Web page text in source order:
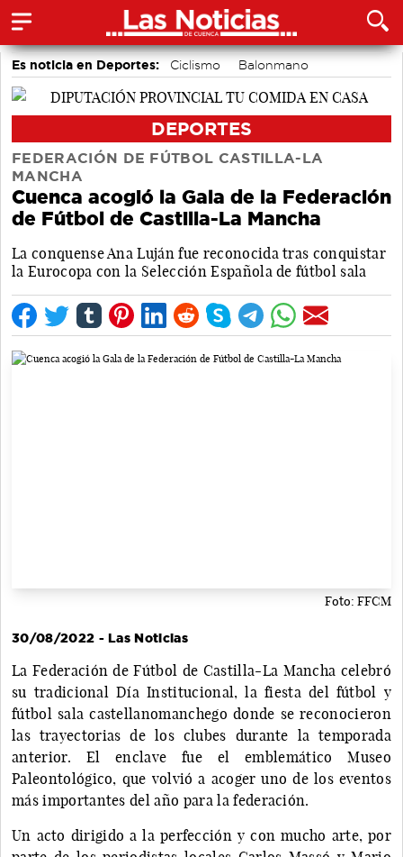
Es noticia en Deportes: Ciclismo
Balonmano
Bádminton
Motor
DEPORTES
FEDERACIÓN DE FÚTBOL CASTILLA-LA
MANCHA
Cuenca acogió la Gala de la Federación
de Fútbol de Castilla-La Mancha
La conquense Ana Luján fue reconocida tras conquistar
la Eurocopa con la Selección Española de fútbol sala
Foto: FFCM
30/08/2022 - Las Noticias
La Federación de Fútbol de Castilla-La Mancha celebró
su tradicional Día Institucional, la fiesta del fútbol y
fútbol sala castellanomanchego donde se reconocieron
las trayectorias de los clubes durante la temporada
anterior. El enclave fue el emblemático Museo
Paleontológico, que volvió a acoger uno de los eventos
más importantes del año para la federación.
Un acto dirigido a la perfección y con mucho arte, por